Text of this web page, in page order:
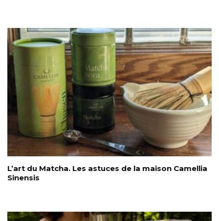
L’art du Matcha. Les astuces de la maison Camellia
Sinensis